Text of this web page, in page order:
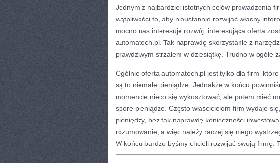
Jednym z najbardziej istotnych celów prowadzenia
wątpliwości to, aby nieustannie rozwijać własny
mocno nas interesuje rozwój, interesująca oferta
automatech.pl. Tak naprawdę skorzystanie z
prawdziwym strzałem w dziesiątkę. Trudno w ogóle
Ogólnie oferta automatech.pl jest tylko dla firm,
są to niemałe pieniądze. Jednakże w końcu
momencie nieco się wykosztować, ale potem mieć
spore pieniądze. Często właścicielom firm wydaje
pieniędzy, bez tak naprawdę konieczności
rozumowanie, a więc należy raczej się niego
W końcu bardzo byśmy chcieli rozwijać swoją firmę.